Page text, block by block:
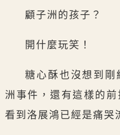
顧子洲的孩子？
開什麼玩笑！
糖心酥也沒想到剛
洲事件，還有這樣的
看到洛展鴻已經是痛哭